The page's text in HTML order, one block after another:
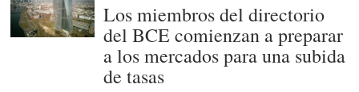
Los miembros del directorio
del BCE comienzan a preparar
a los mercados para una subida
de tasas